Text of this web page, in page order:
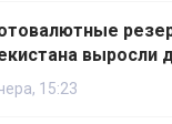
выросли
15:23